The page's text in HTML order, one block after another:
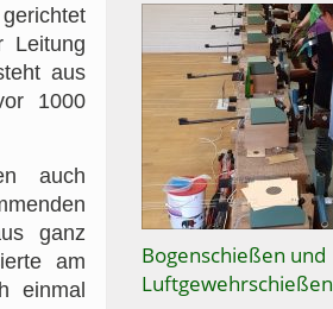
Leitung
aus
1000
auch
ganz
am
einmal
Bogenschießen und
Luftgewehrschießen